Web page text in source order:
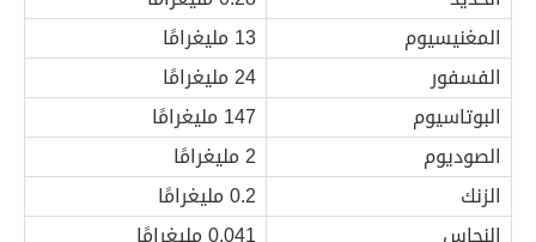
المغنيسيوم
13 مليغرامًا
الفسفور
24 مليغرامًا
البوتاسيوم
147 مليغرامًا
الصوديوم
2 مليغرامًا
الزنك
0.2 مليغرامًا